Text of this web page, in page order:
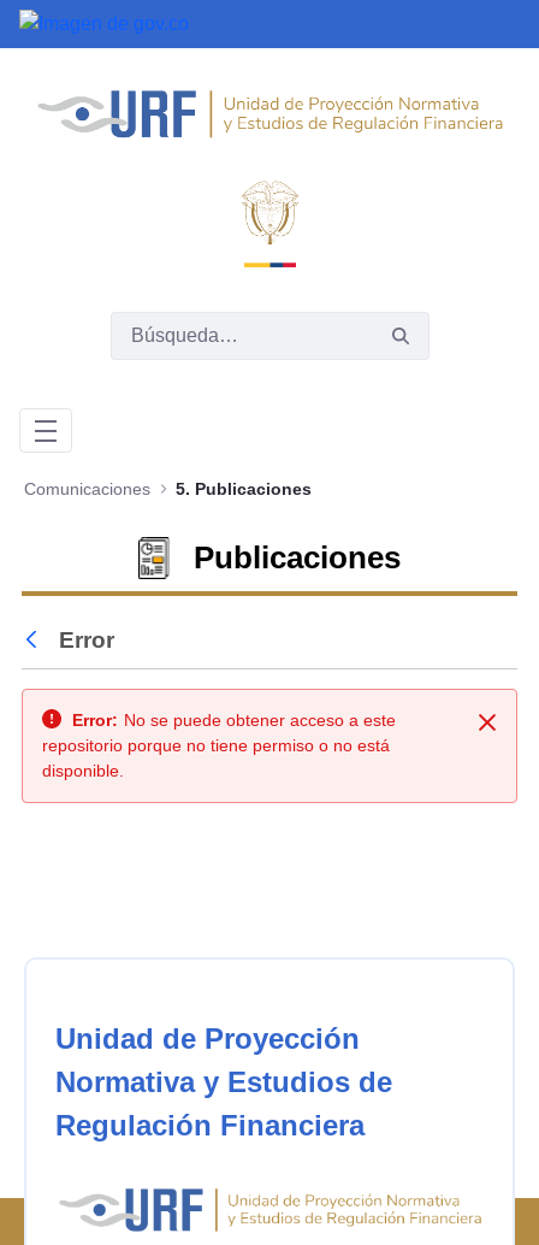
Saltar al contenido principal
Comunicaciones 5. Publicaciones
Publicaciones
Atrás
Error
Error: No se puede obtener acceso a este
repositorio porque no tiene permiso o no está
disponible.
Unidad de Proyección
Normativa y Estudios de
Regulación Financiera